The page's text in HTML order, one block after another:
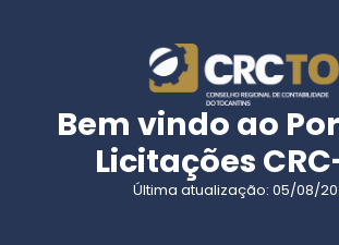
Bem vindo ao
Licitações
Última atualização: 05/08/